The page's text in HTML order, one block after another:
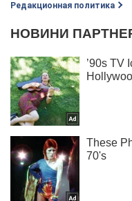
Редакционная политика